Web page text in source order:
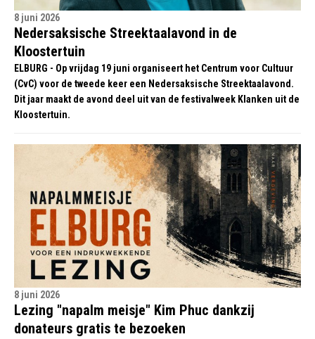
8 juni 2026
Nedersaksische Streektaalavond in de
Kloostertuin
ELBURG - Op vrijdag 19 juni organiseert het Centrum voor Cultuur
(CvC) voor de tweede keer een Nedersaksische Streektaalavond.
Dit jaar maakt de avond deel uit van de festivalweek Klanken uit de
Kloostertuin.
8 juni 2026
Lezing "napalm meisje" Kim Phuc dankzij
donateurs gratis te bezoeken